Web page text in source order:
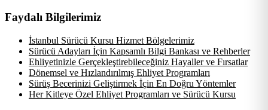
Faydalı Bilgilerimiz
İstanbul Sürücü Kursu Hizmet Bölgelerimiz
Sürücü Adayları İçin Kapsamlı Bilgi Bankası ve Rehberler
Ehliyetinizle Gerçekleştirebileceğiniz Hayaller ve Fırsatlar
Dönemsel ve Hızlandırılmış Ehliyet Programları
Sürüş Becerinizi Geliştirmek İçin En Doğru Yöntemler
Her Kitleye Özel Ehliyet Programları ve Sürücü Kursu